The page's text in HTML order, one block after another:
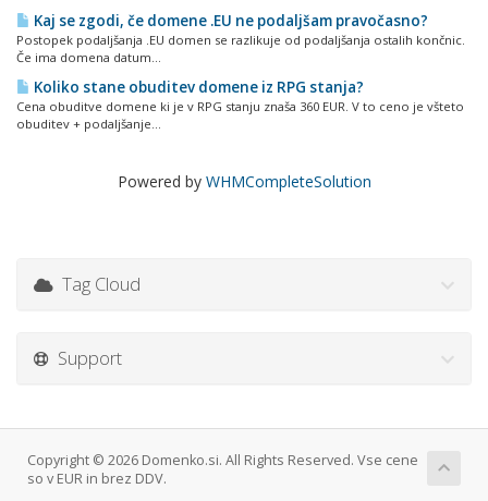
Kaj se zgodi, če domene .EU ne podaljšam pravočasno?
Postopek podaljšanja .EU domen se razlikuje od podaljšanja ostalih končnic.
Če ima domena datum...
Koliko stane obuditev domene iz RPG stanja?
Cena obuditve domene ki je v RPG stanju znaša 360 EUR. V to ceno je všteto
obuditev + podaljšanje...
Powered by WHMCompleteSolution
Tag Cloud
Support
Copyright © 2026 Domenko.si. All Rights Reserved. Vse cene
so v EUR in brez DDV.